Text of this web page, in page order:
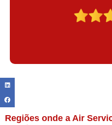
Regiões onde a Air